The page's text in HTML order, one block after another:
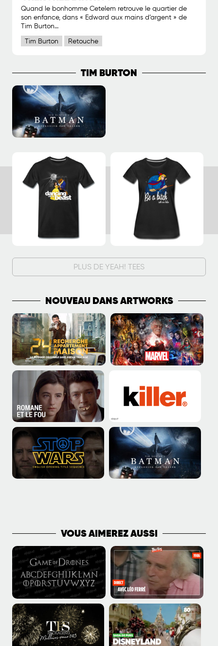
Quand le bonhomme Cetelem retrouve le quartier de
son enfance, dans « Edward aux mains d’argent » de
Tim Burton…
Tim Burton Retouche
TIM BURTON
PLUS DE YEAH! TEES
NOUVEAU DANS ARTWORKS
VOUS AIMEREZ AUSSI